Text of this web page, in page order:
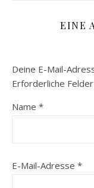
EINE
Deine E-Mail-
Erforderliche
Name *
E-Mail-Adresse *